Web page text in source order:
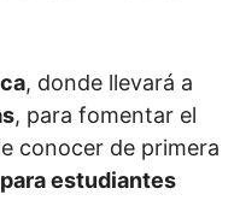
, donde llevará a
, para fomentar el
conocer de primera
estudiantes